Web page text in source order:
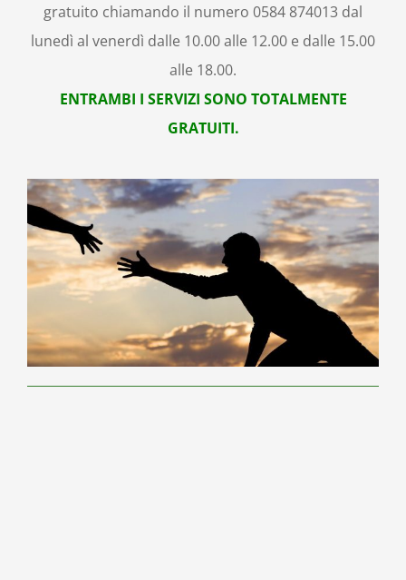
gratuito chiamando il numero 0584 874013 dal
lunedì al venerdì dalle 10.00 alle 12.00 e dalle 15.00
alle 18.00.
ENTRAMBI I SERVIZI SONO TOTALMENTE
GRATUITI.